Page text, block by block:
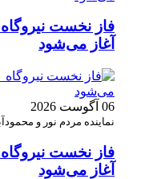
آغاز می‌شود
06 آگوست 2026
نماینده مردم نور و
آغاز می‌شود